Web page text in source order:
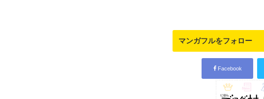
マンガフルをフォロー
Facebook